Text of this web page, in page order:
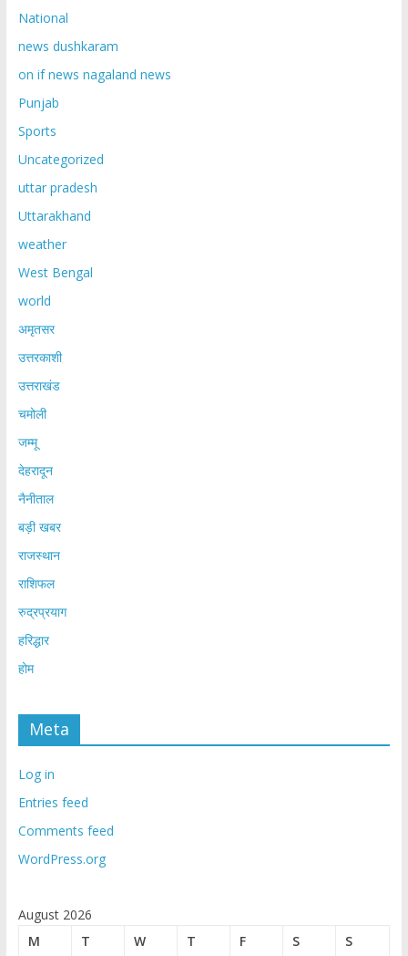
National
news dushkaram
on if news nagaland news
Punjab
Sports
Uncategorized
uttar pradesh
Uttarakhand
weather
West Bengal
world
अमृतसर
उत्तरकाशी
उत्तराखंड
चमोली
जम्मू
देहरादून
नैनीताल
बड़ी खबर
राजस्थान
राशिफल
रुद्रप्रयाग
हरिद्धार
होम
Meta
Log in
Entries feed
Comments feed
WordPress.org
August 2026
M
T W T F S S